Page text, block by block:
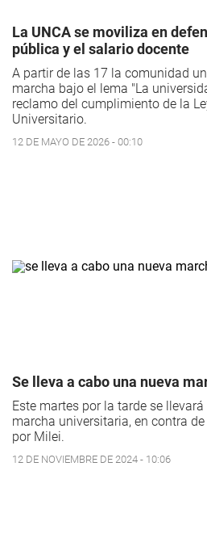
La UNCA se moviliza en
pública y el salario docente
A partir de las 17 la comunidad
marcha bajo el lema "La
reclamo del cumplimiento de la
Universitario.
12 DE MAYO DE 2026 - 00:10
Se lleva a cabo una nueva
Este martes por la tarde se
marcha universitaria, en contra
por Milei.
12 DE NOVIEMBRE DE 2024 - 10:06